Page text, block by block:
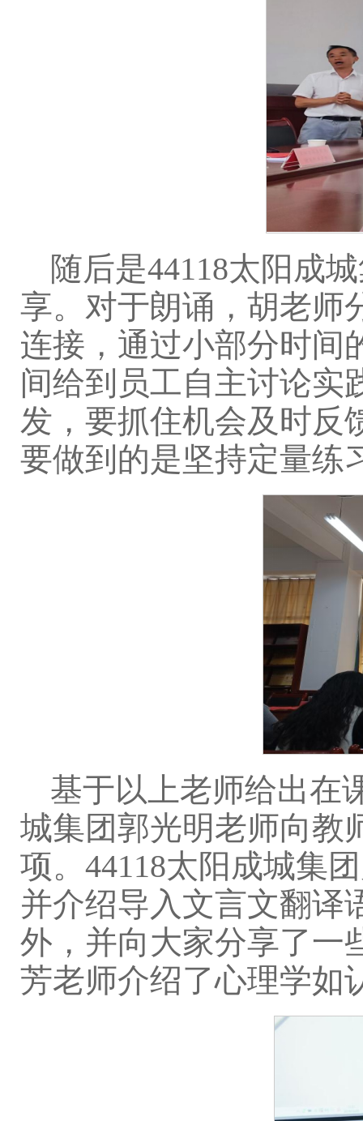
随后是44118太阳成
享。对于朗诵，胡老师
连接，通过小部分时间
间给到员工自主讨论实
发，要抓住机会及时反
要做到的是坚持定量练
基于以上老师给出在
城集团郭光明老师向教
项。44118太阳成城集
并介绍导入文言文翻译
外，并向大家分享了一
芳老师介绍了心理学如